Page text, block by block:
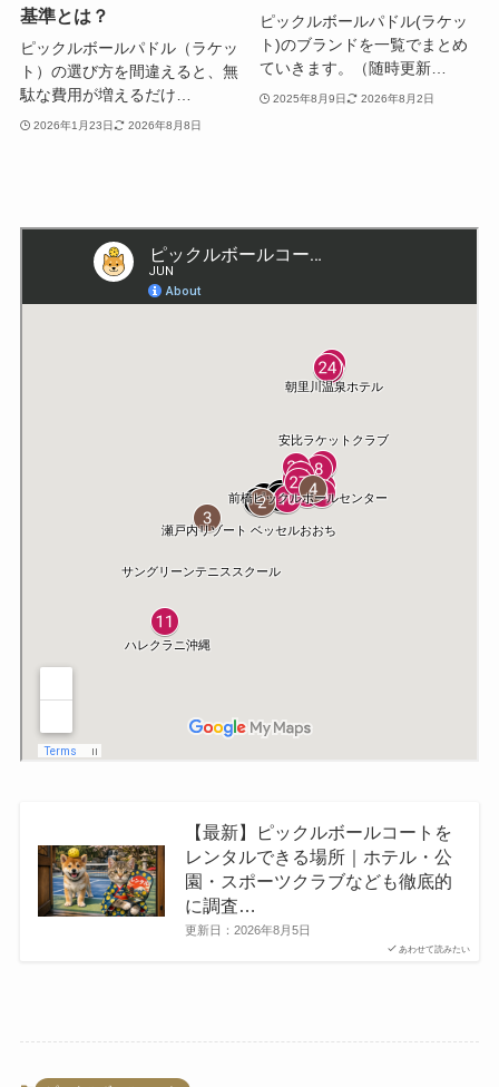
基準とは？
ピックルボールパドル（ラケッ
ト）の選び方を間違えると、無
駄な費用が増えるだけ…
2026年1月23日 2026年8月8日
ピックルボールパドル(ラケッ
ト)のブランドを一覧でまとめ
ていきます。（随時更新…
2025年8月9日 2026年8月2日
あわせて読みたい
【最新】ピックルボールコートを
レンタルできる場所｜ホテル・公
園・スポーツクラブなども徹底的
に調査…
更新日： 2026年8月5日